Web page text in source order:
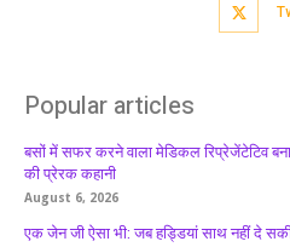
Popular articles
बसों में सफर करने वाला मेडिकल रिप्रेजेंटेटिव
की प्रेरक कहानी
August 6, 2026
एक जेन जी ऐसा भी: जब हड्डियां साथ नहीं दे